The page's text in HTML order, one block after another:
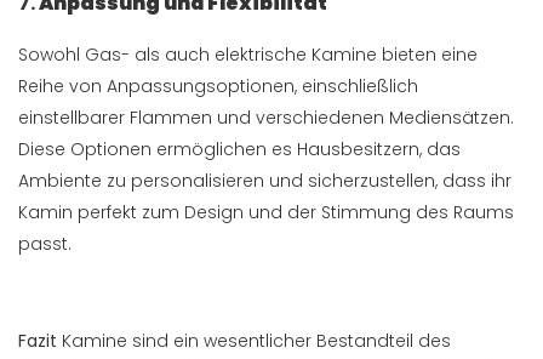
Sowohl Gas- als auch elektrische Kamine bieten eine
Reihe von Anpassungsoptionen, einschließlich
einstellbarer Flammen und verschiedenen Mediensätzen.
Diese Optionen ermöglichen es Hausbesitzern, das
Ambiente zu personalisieren und sicherzustellen, dass ihr
Kamin perfekt zum Design und der Stimmung des Raums
passt.
Fazit Kamine sind ein wesentlicher Bestandteil des